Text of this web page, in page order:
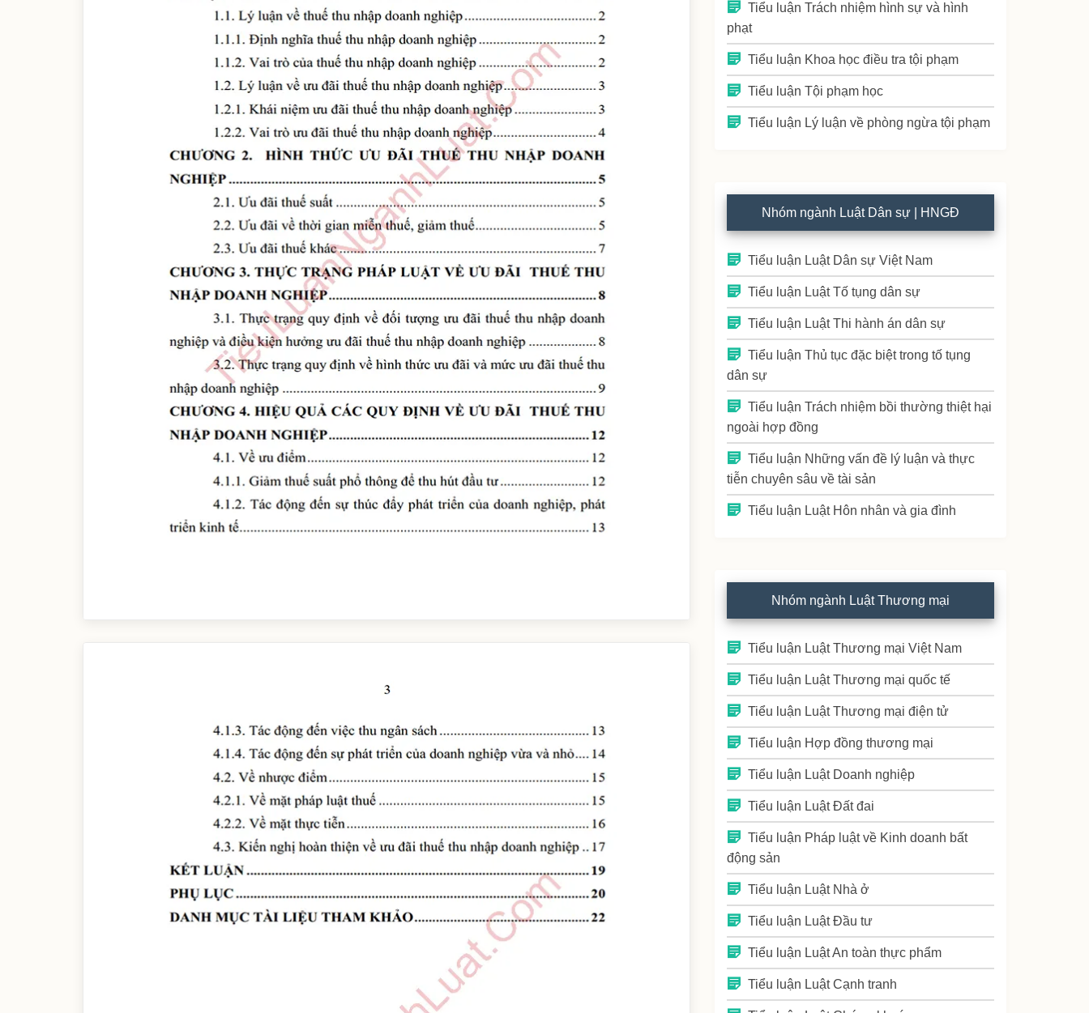
Tiểu luận Trách nhiệm hình sự và hình
phạt
Tiểu luận Khoa học điều tra tội phạm
Tiểu luận Tội phạm học
Tiểu luận Lý luận về phòng ngừa tội phạm
Nhóm ngành Luật Dân sự | HNGĐ
Tiểu luận Luật Dân sự Việt Nam
Tiểu luận Luật Tố tụng dân sự
Tiểu luận Luật Thi hành án dân sự
Tiểu luận Thủ tục đặc biệt trong tố tụng
dân sự
Tiểu luận Trách nhiệm bồi thường thiệt hại
ngoài hợp đồng
Tiểu luận Những vấn đề lý luận và thực
tiễn chuyên sâu về tài sản
Tiểu luận Luật Hôn nhân và gia đình
Nhóm ngành Luật Thương mại
Tiểu luận Luật Thương mại Việt Nam
Tiểu luận Luật Thương mại quốc tế
Tiểu luận Luật Thương mại điện tử
Tiểu luận Hợp đồng thương mại
Tiểu luận Luật Doanh nghiệp
Tiểu luận Luật Đất đai
Tiểu luận Pháp luật về Kinh doanh bất
động sản
Tiểu luận Luật Nhà ở
Tiểu luận Luật Đầu tư
Tiểu luận Luật An toàn thực phẩm
Tiểu luận Luật Cạnh tranh